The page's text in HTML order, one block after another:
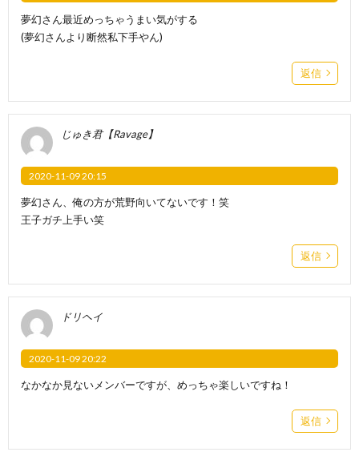
夢幻さん最近めっちゃうまい気がする
(夢幻さんより断然私下手やん)
返信
じゅき君【Ravage】
2020-11-09 20:15
夢幻さん、俺の方が荒野向いてないです！笑
王子ガチ上手い笑
返信
ドリヘイ
2020-11-09 20:22
なかなか見ないメンバーですが、めっちゃ楽しいですね！
返信